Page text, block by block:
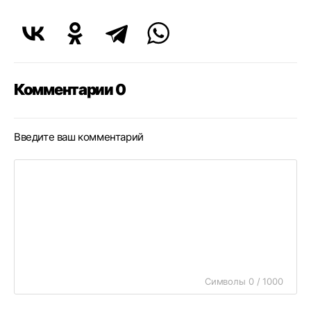
Комментарии 0
Введите ваш комментарий
Символы 0 / 1000